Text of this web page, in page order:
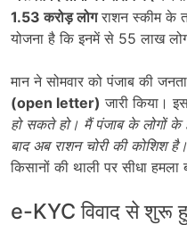
1.53करोड़ लोगराशन स्कीम के
योजना है कि इनमें से 55 लाख
मान ने सोमवार को पंजाब की
(open letter) जारी किया।
हो सकते हो। मैं पंजाब के लोगों के
बाद अब राशन चोरी की कोशिश
किसानों की थाली पर सीधा हमला
e-KYC विवाद से शुरू